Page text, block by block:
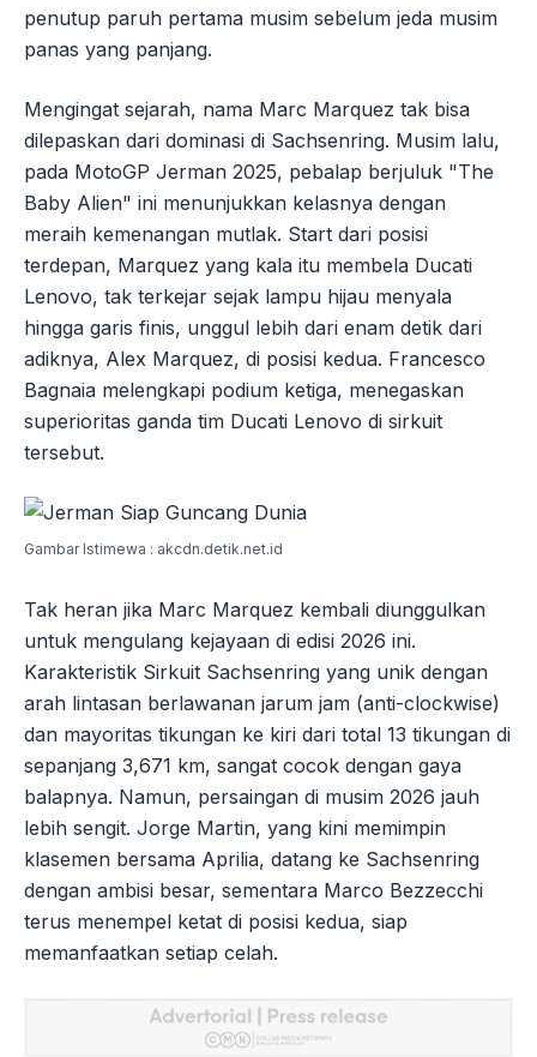
penutup paruh pertama musim sebelum jeda musim
panas yang panjang.
Mengingat sejarah, nama Marc Marquez tak bisa
dilepaskan dari dominasi di Sachsenring. Musim lalu,
pada MotoGP Jerman 2025, pebalap berjuluk "The
Baby Alien" ini menunjukkan kelasnya dengan
meraih kemenangan mutlak. Start dari posisi
terdepan, Marquez yang kala itu membela Ducati
Lenovo, tak terkejar sejak lampu hijau menyala
hingga garis finis, unggul lebih dari enam detik dari
adiknya, Alex Marquez, di posisi kedua. Francesco
Bagnaia melengkapi podium ketiga, menegaskan
superioritas ganda tim Ducati Lenovo di sirkuit
tersebut.
Gambar Istimewa : akcdn.detik.net.id
Tak heran jika Marc Marquez kembali diunggulkan
untuk mengulang kejayaan di edisi 2026 ini.
Karakteristik Sirkuit Sachsenring yang unik dengan
arah lintasan berlawanan jarum jam (anti-clockwise)
dan mayoritas tikungan ke kiri dari total 13 tikungan di
sepanjang 3,671 km, sangat cocok dengan gaya
balapnya. Namun, persaingan di musim 2026 jauh
lebih sengit. Jorge Martin, yang kini memimpin
klasemen bersama Aprilia, datang ke Sachsenring
dengan ambisi besar, sementara Marco Bezzecchi
terus menempel ketat di posisi kedua, siap
memanfaatkan setiap celah.